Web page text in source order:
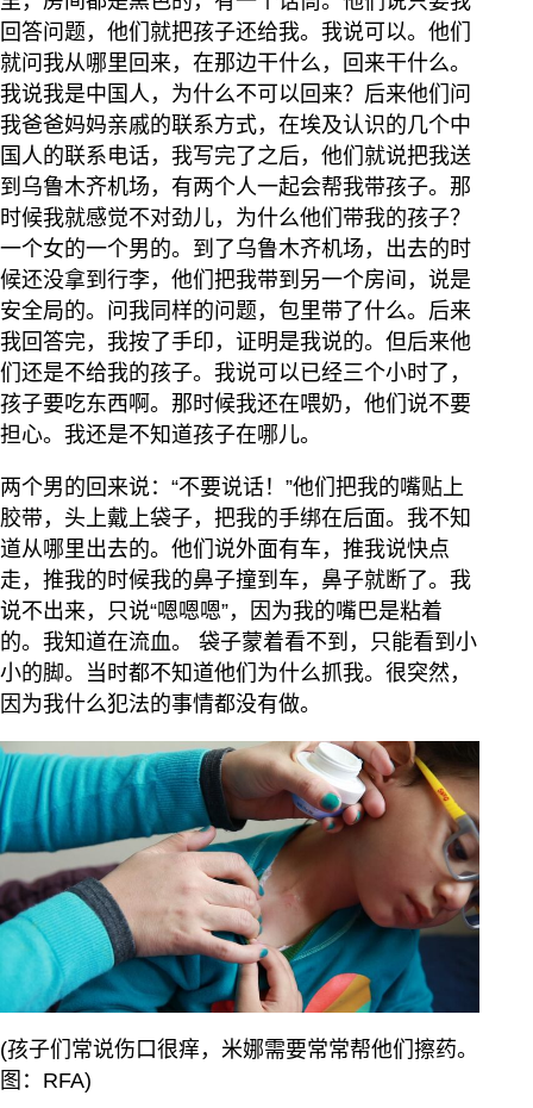
回答问题，他们就把孩子还给我。我说可以。他们
就问我从哪里回来，在那边干什么，回来干什么。
我说我是中国人，为什么不可以回来？后来他们问
我爸爸妈妈亲戚的联系方式，在埃及认识的几个中
国人的联系电话，我写完了之后，他们就说把我送
到乌鲁木齐机场，有两个人一起会帮我带孩子。那
时候我就感觉不对劲儿，为什么他们带我的孩子？
一个女的一个男的。到了乌鲁木齐机场，出去的时
候还没拿到行李，他们把我带到另一个房间，说是
安全局的。问我同样的问题，包里带了什么。后来
我回答完，我按了手印，证明是我说的。但后来他
们还是不给我的孩子。我说可以已经三个小时了，
孩子要吃东西啊。那时候我还在喂奶，他们说不要
担心。我还是不知道孩子在哪儿。
两个男的回来说：“不要说话！”他们把我的嘴贴上
胶带，头上戴上袋子，把我的手绑在后面。我不知
道从哪里出去的。他们说外面有车，推我说快点
走，推我的时候我的鼻子撞到车，鼻子就断了。我
说不出来，只说“嗯嗯嗯”，因为我的嘴巴是粘着
的。我知道在流血。 袋子蒙着看不到，只能看到小
小的脚。当时都不知道他们为什么抓我。很突然，
因为我什么犯法的事情都没有做。
(孩子们常说伤口很痒，米娜需要常常帮他们擦药。
图：RFA)